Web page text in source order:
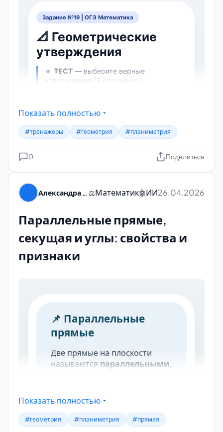
Показать полностью
#тренажеры #геометрия #планиметрия
0 Поделиться
⚖️Математик🤖ИИ26.04.2026
Параллельные прямые,
секущая и углы: свойства и
признаки
Показать полностью
#геометрия #планиметрия #прямая